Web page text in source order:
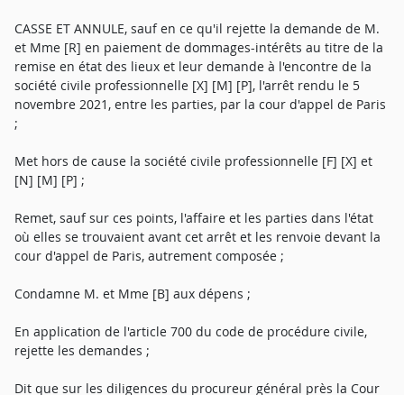
CASSE ET ANNULE, sauf en ce qu'il rejette la demande de M.
et Mme [R] en paiement de dommages-intérêts au titre de la
remise en état des lieux et leur demande à l'encontre de la
société civile professionnelle [X] [M] [P], l'arrêt rendu le 5
novembre 2021, entre les parties, par la cour d'appel de Paris
;
Met hors de cause la société civile professionnelle [F] [X] et
[N] [M] [P] ;
Remet, sauf sur ces points, l'affaire et les parties dans l'état
où elles se trouvaient avant cet arrêt et les renvoie devant la
cour d'appel de Paris, autrement composée ;
Condamne M. et Mme [B] aux dépens ;
En application de l'article 700 du code de procédure civile,
rejette les demandes ;
Dit que sur les diligences du procureur général près la Cour